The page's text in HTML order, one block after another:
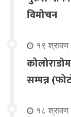
विमोचन
१९
सम्पन्न
१८ श्रावण